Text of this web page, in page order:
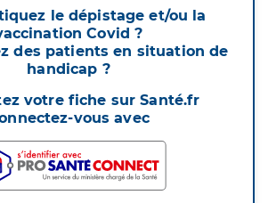
le dépistage et/ou la
Covid ?
des patients en situation de
handicap ?
votre fiche sur Santé.fr
vous avec